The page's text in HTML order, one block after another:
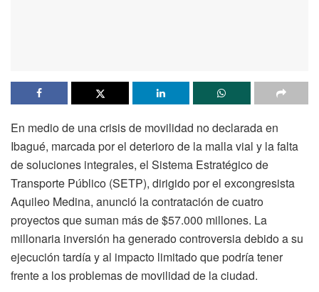
En medio de una crisis de movilidad no declarada en
Ibagué, marcada por el deterioro de la malla vial y la falta
de soluciones integrales, el Sistema Estratégico de
Transporte Público (SETP), dirigido por el excongresista
Aquileo Medina, anunció la contratación de cuatro
proyectos que suman más de $57.000 millones. La
millonaria inversión ha generado controversia debido a su
ejecución tardía y al impacto limitado que podría tener
frente a los problemas de movilidad de la ciudad.